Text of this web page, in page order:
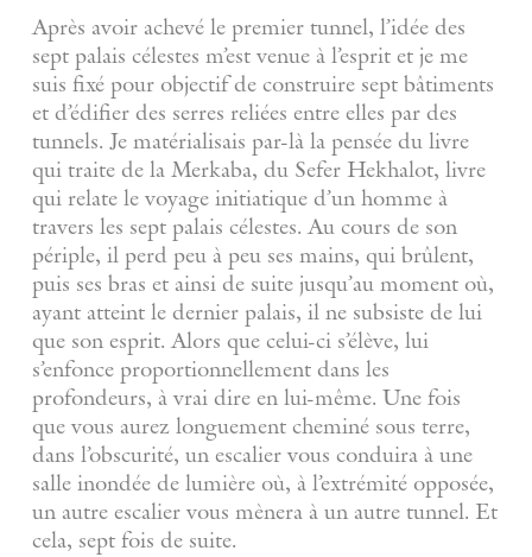
Après avoir achevé le premier tunnel, l’idée des
sept palais célestes m’est venue à l’esprit et je me
suis fixé pour objectif de construire sept bâtiments
et d’édifier des serres reliées entre elles par des
tunnels. Je matérialisais par-là la pensée du livre
qui traite de la Merkaba, du Sefer Hekhalot, livre
qui relate le voyage initiatique d’un homme à
travers les sept palais célestes. Au cours de son
périple, il perd peu à peu ses mains, qui brûlent,
puis ses bras et ainsi de suite jusqu’au moment où,
ayant atteint le dernier palais, il ne subsiste de lui
que son esprit. Alors que celui-ci s’élève, lui
s’enfonce proportionnellement dans les
profondeurs, à vrai dire en lui-même. Une fois
que vous aurez longuement cheminé sous terre,
dans l’obscurité, un escalier vous conduira à une
salle inondée de lumière où, à l’extrémité opposée,
un autre escalier vous mènera à un autre tunnel. Et
cela, sept fois de suite.